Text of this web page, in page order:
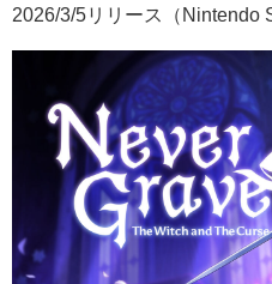
2026/3/5リリース（Nintendo